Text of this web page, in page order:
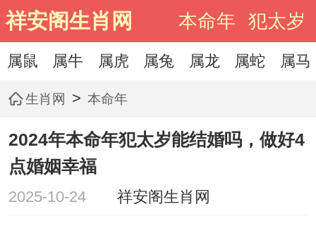
祥安阁生肖网 本命年 犯太岁
属鼠 属牛 属虎 属兔 属龙 属蛇 属马
生肖网 > 本命年
2024年本命年犯太岁能结婚吗，做好4
点婚姻幸福
2025-10-24 祥安阁生肖网